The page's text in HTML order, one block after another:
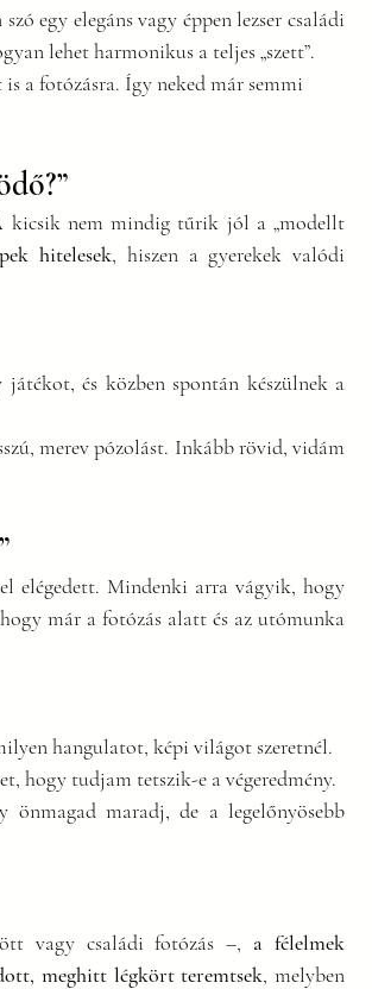
egy elegáns vagy éppen lezser családi
lehet harmonikus a teljes „szett”.
a fotózásra. Így neked már semmi
kicsik nem mindig tűrik jól a „modellt
hitelesek, hiszen a gyerekek valódi
és közben spontán készülnek a
merev pózolást. Inkább rövid, vidám
elégedett. Mindenki arra vágyik, hogy
már a fotózás alatt és az utómunka
hangulatot, képi világot szeretnél.
hogy tudjam tetszik-e a végeredmény.
maradj, de a legelőnyösebb
vagy családi fotózás –, a félelmek
meghitt légkört teremtsek, melyben